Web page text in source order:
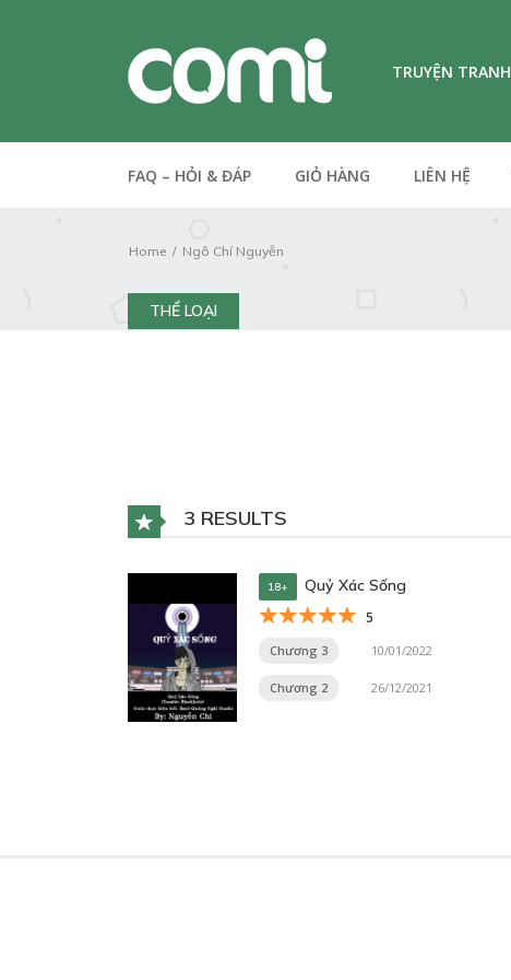
TRUYỆN TRANH
FAQ – HỎI & ĐÁP GIỎ HÀNG LIÊN HỆ
Home Ngô Chí Nguyễn
THỂ LOẠI
3 RESULTS
18+ Quỷ Xác Sống
5
Chương 3 10/01/2022
Chương 2 26/12/2021